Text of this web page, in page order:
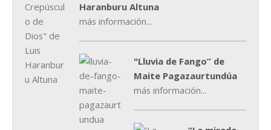
Haranburu Altuna
más información...
"Lluvia de Fango” de
Maite Pagazaurtundúa
más información...